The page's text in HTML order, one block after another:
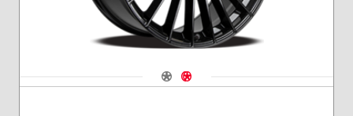
Navigate 1
Navigate 2